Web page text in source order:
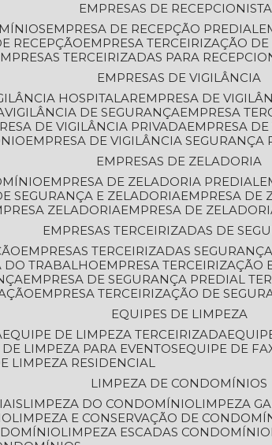
EMPRESAS DE
EMPRESA DE RECEPÇÃO PREDIAL
RECEPÇÃO EMPRESA TERCEIRIZAÇÃO
EMPRESAS TERCEIRIZADAS PARA
EMPRESAS DE VIGILÂNCIA
HOSPITALAR
EMPRESA DE
VIGILÂNCIA DE SEGURANÇA
EMPRESA
DE VIGILÂNCIA PRIVADA
EMPRESA
EMPRESA DE VIGILÂNCIA SEGURANÇA
EMPRESAS DE ZELADORIA
EMPRESA DE ZELADORIA PREDIAL
SEGURANÇA E ZELADORIA EMPRESA
ZELADORIA
EMPRESA DE
EMPRESAS TERCEIRIZADAS DE
EMPRESAS TERCEIRIZADAS
DO TRABALHO
EMPRESA
EMPRESA DE SEGURANÇA PREDIAL
EMPRESA TERCEIRIZAÇÃO DE
EQUIPES DE LIMPEZA
EQUIPE DE LIMPEZA TERCEIRIZADA
DE LIMPEZA PARA EVENTOS EQUIPE DE
LIMPEZA RESIDENCIAL
LIMPEZA DE CONDOMÍNIOS
LIMPEZA DO CONDOMÍNIO LIMPEZA
LIMPEZA E CONSERVAÇÃO DE
LIMPEZA ESCADAS CONDOMÍNIO